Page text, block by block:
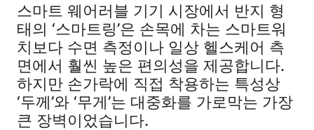
스마트 웨어러블 기기 시장에서 반지 형
태의 ‘스마트링’은 손목에 차는 스마트워
치보다 수면 측정이나 일상 헬스케어 측
면에서 훨씬 높은 편의성을 제공합니다.
하지만 손가락에 직접 착용하는 특성상
‘두께’와 ‘무게’는 대중화를 가로막는 가장
큰 장벽이었습니다.